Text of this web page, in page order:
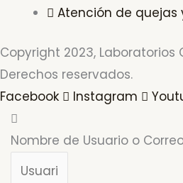
Atención de quejas
Copyright 2023, Laboratorios
Derechos reservados.
Facebook
Instagram
Nombre de Usuario o